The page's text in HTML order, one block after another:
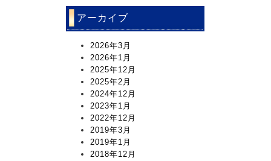
アーカイブ
2026年3月
2026年1月
2025年12月
2025年2月
2024年12月
2023年1月
2022年12月
2019年3月
2019年1月
2018年12月